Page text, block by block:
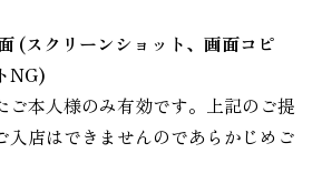
(スクリーンショット、画面コピ
NG)
本人様のみ有効です。上記のご提
入店はできませんのであらかじめご